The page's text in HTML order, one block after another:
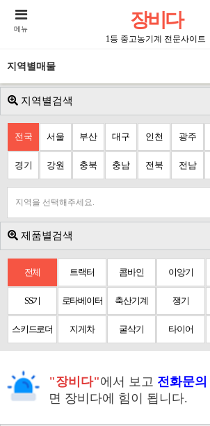
장비다
1등 중고농기계 전문사이트
메뉴
지역별매물
지역별검색
전국 서울 부산 대구 인천 광주
경기 강원 충북 충남 전북 전남
지역을 선택해주세요.
제품별검색
전체 트랙터 콤바인 이앙기
SS기 로타베이터 축산기계 쟁기
스키드로더 지게차 굴삭기 타이어
"장비다"에서 보고 전화문의
면 장비다에 힘이 됩니다.